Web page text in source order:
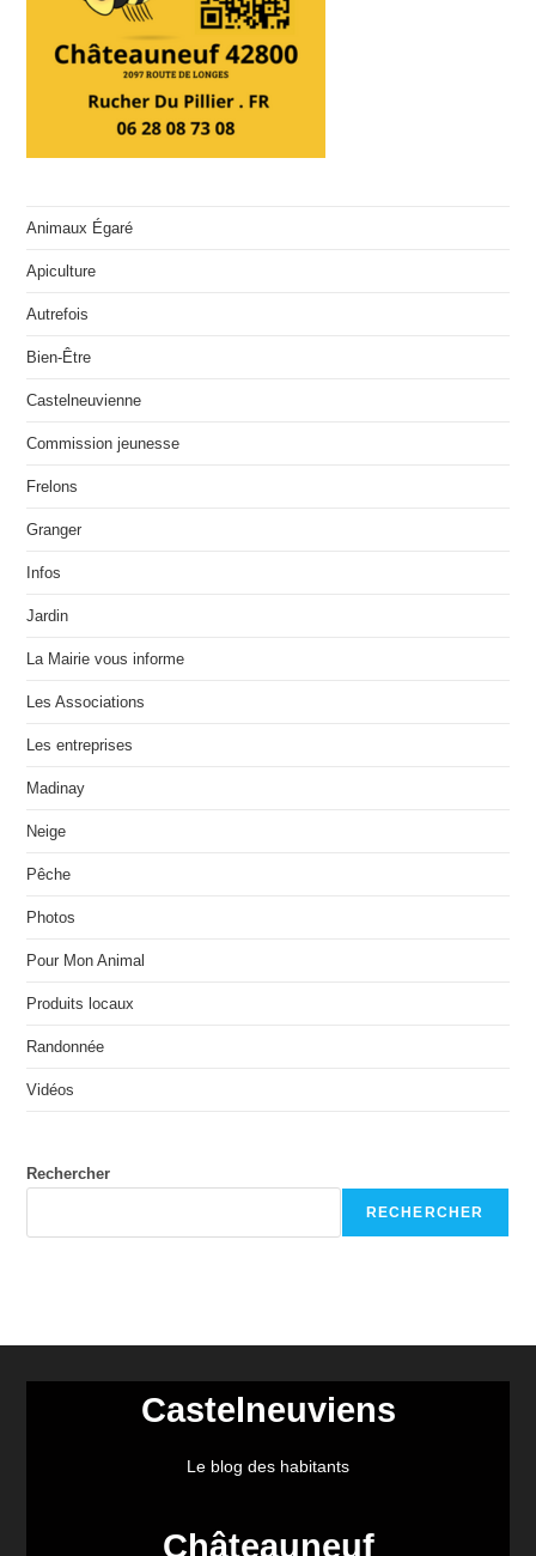
Animaux Égaré
Apiculture
Autrefois
Bien-Être
Castelneuvienne
Commission jeunesse
Frelons
Granger
Infos
Jardin
La Mairie vous informe
Les Associations
Les entreprises
Madinay
Neige
Pêche
Photos
Pour Mon Animal
Produits locaux
Randonnée
Vidéos
Rechercher
RECHERCHER
Castelneuviens
Le blog des habitants
Châteauneuf